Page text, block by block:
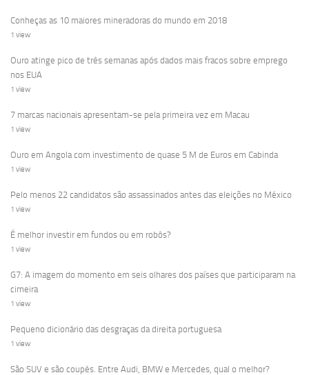
Conheças as 10 maiores mineradoras do mundo em 2018
1 view
Ouro atinge pico de três semanas após dados mais fracos sobre emprego
nos EUA
1 view
7 marcas nacionais apresentam-se pela primeira vez em Macau
1 view
Ouro em Angola com investimento de quase 5 M de Euros em Cabinda
1 view
Pelo menos 22 candidatos são assassinados antes das eleições no México
1 view
É melhor investir em fundos ou em robôs?
1 view
G7: A imagem do momento em seis olhares dos países que participaram na
cimeira
1 view
Pequeno dicionário das desgraças da direita portuguesa
1 view
São SUV e são coupés. Entre Audi, BMW e Mercedes, qual o melhor?